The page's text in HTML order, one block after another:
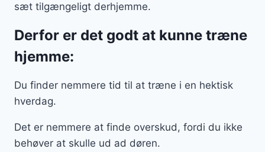
sæt tilgængeligt derhjemme.
Derfor er det godt at kunne træne
hjemme:
Du finder nemmere tid til at træne i en hektisk
hverdag.
Det er nemmere at finde overskud, fordi du ikke
behøver at skulle ud ad døren.